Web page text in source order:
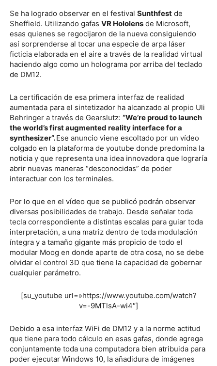
Se ha logrado observar en el festival Sunthfest de
Sheffield. Utilizando gafas VR Hololens de Microsoft,
esas quienes se regocijaron de la nueva consiguiendo
así sorprenderse al tocar una especie de arpa láser
ficticia elaborada en el aire a través de la realidad virtual
haciendo algo como un holograma por arriba del teclado
de DM12.
La certificación de esa primera interfaz de realidad
aumentada para el sintetizador ha alcanzado al propio Uli
Behringer a través de Gearslutz: “We’re proud to launch
the world’s first augmented reality interface for a
synthesizer”.Ese anuncio viene escoltado por un vídeo
colgado en la plataforma de youtube donde predomina la
noticia y que representa una idea innovadora que lograría
abrir nuevas maneras “desconocidas” de poder
interactuar con los terminales.
Por lo que en el vídeo que se publicó podrán observar
diversas posibilidades de trabajo. Desde señalar toda
tecla correspondiente a distintas escalas para guiar toda
interpretación, a una matriz dentro de toda modulación
íntegra y a tamaño gigante más propicio de todo el
modular Moog en donde aparte de otra cosa, no se debe
olvidar el control 3D que tiene la capacidad de gobernar
cualquier parámetro.
[su_youtube url=»https://www.youtube.com/watch?
v=-9MTlsA-wi4″]
Debido a esa interfaz WiFi de DM12 y a la norme actitud
que tiene para todo cálculo en esas gafas, donde agrega
conjuntamente toda una computadora bien atribuida para
poder ejecutar Windows 10, la añadidura de imágenes